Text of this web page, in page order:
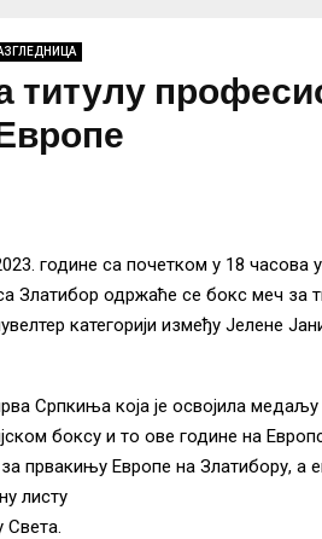
титулу
године са почетком у 18 часова
Златибор одржаће се бокс меч за
категорији између Јелене
Српкиња која је освојила
боксу и то ове године на
првакињу Европе на Златибору, а
листу
Света.